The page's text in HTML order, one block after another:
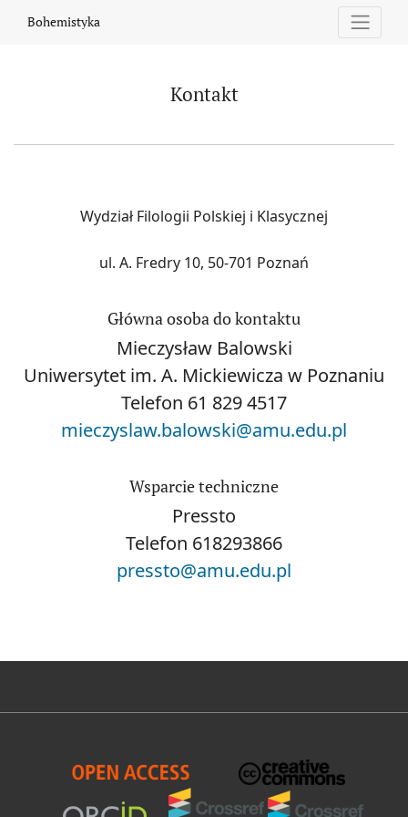
Bohemistyka
Kontakt
Wydział Filologii Polskiej i Klasycznej
ul. A. Fredry 10, 50-701 Poznań
Główna osoba do kontaktu
Mieczysław Balowski
Uniwersytet im. A. Mickiewicza w Poznaniu
Telefon 61 829 4517
mieczyslaw.balowski@amu.edu.pl
Wsparcie techniczne
Pressto
Telefon 618293866
pressto@amu.edu.pl